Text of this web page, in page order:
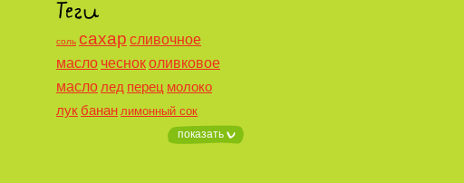
соль сахар сливочное
масло чесноколивковое
масло лед перец молоко
лук банан лимонный сок
показать